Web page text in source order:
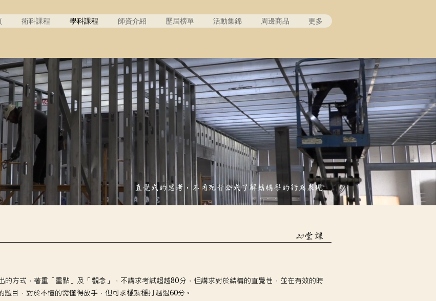
術科課程 學科課程 師資介紹 歷屆榜單 活動集錦 周邊商品 更多
直覺式的思考，不用死背公式了解結構學的行為表現
20堂課
的方式，著重「重點」及「觀念」，不講求考試超越80分，但講求對於結構的直覺性，並在有效的時
題目，對於不懂的需懂得放手，但可求穩紮穩打越過60分。